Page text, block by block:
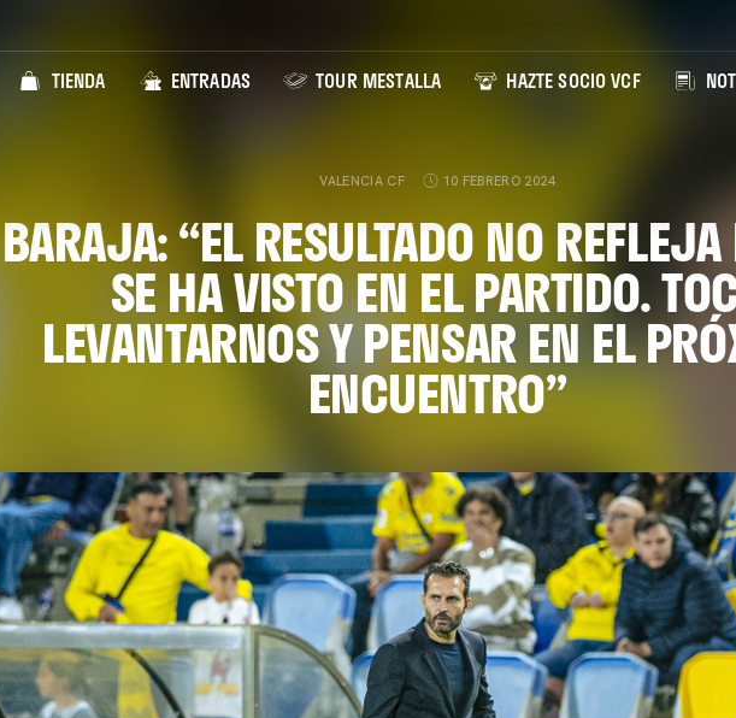
TIENDA ENTRADAS TOUR MESTALLA HAZTE SOCIO VCF
VALENCIA CF 10 FEBRERO 2024
BARAJA: “EL RESULTADO NO
SE HA VISTO EN EL PARTIDO.
LEVANTARNOS Y PENSAR EN EL
ENCUENTRO”